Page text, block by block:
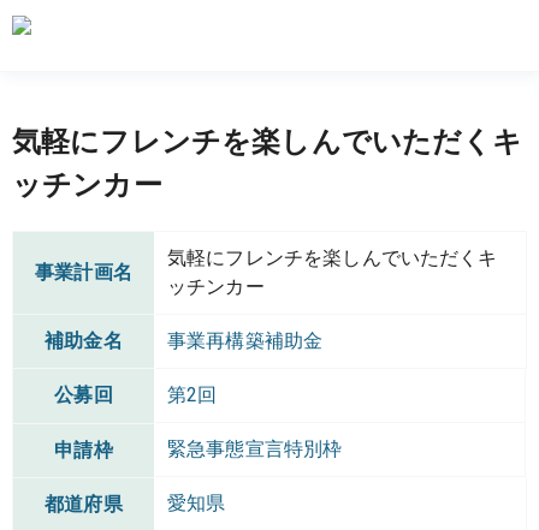
気軽にフレンチを楽しんでいただくキ
ッチンカー
事業計画名
気軽にフレンチを楽しんでいただくキ
ッチンカー
補助金名 事業再構築補助金
公募回 第2回
申請枠 緊急事態宣言特別枠
都道府県 愛知県